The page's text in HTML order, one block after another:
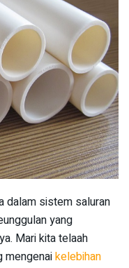
dalam sistem saluran
yang
Mari kita telaah
mengenaikelebihan